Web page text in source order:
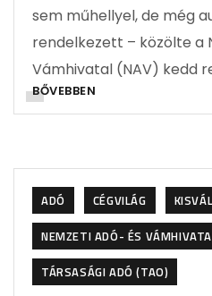
sem műhellyel, de még
rendelkezett – közölte a
Vámhivatal (NAV) kedd
BŐVEBBEN
ADÓ CÉGVILÁG
NEMZETI ADÓ- ÉS
TÁRSASÁGI ADÓ (TAO)